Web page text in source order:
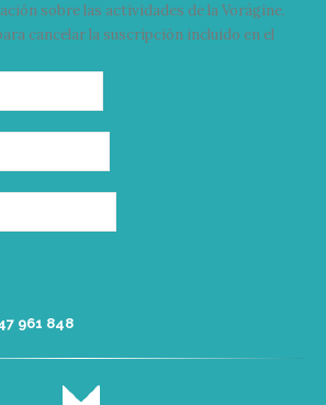
sobre las actividades de la Vorágine.
cancelar la suscripción incluido en el
961 848‬